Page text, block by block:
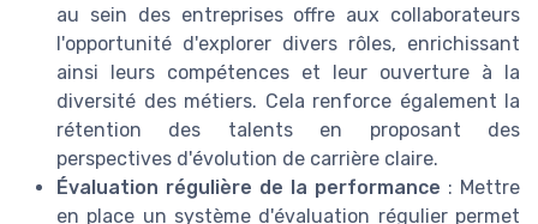
au sein des entreprises offre aux collaborateurs
l'opportunité d'explorer divers rôles, enrichissant
ainsi leurs compétences et leur ouverture à la
diversité des métiers. Cela renforce également la
rétention des talents en proposant des
perspectives d'évolution de carrière claire.
Évaluation régulière de la performance : Mettre
en place un système d'évaluation régulier permet